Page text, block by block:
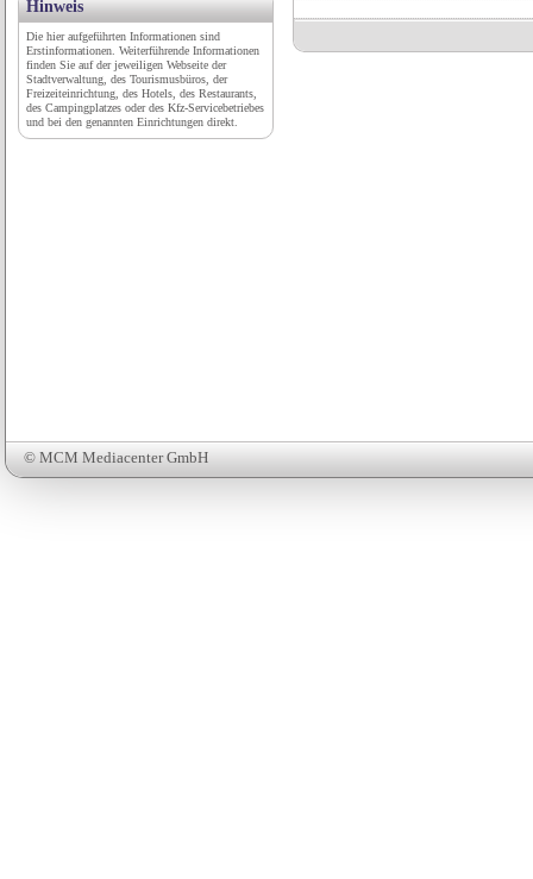
© MCM Mediacenter GmbH
Hinweis
Die hier aufgeführten Informationen sind
Erstinformationen. Weiterführende Informationen
finden Sie auf der jeweiligen Webseite der
Stadtverwaltung, des Tourismusbüros, der
Freizeiteinrichtung, des Hotels, des Restaurants,
des Campingplatzes oder des Kfz-Servicebetriebes
und bei den genannten Einrichtungen direkt.